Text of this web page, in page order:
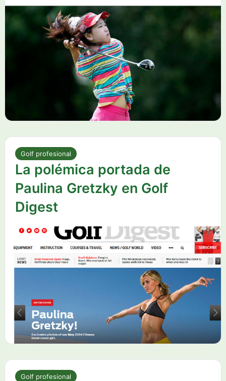
Golf profesional
La polémica portada de
Paulina Gretzky en Golf
Digest
Golf profesional